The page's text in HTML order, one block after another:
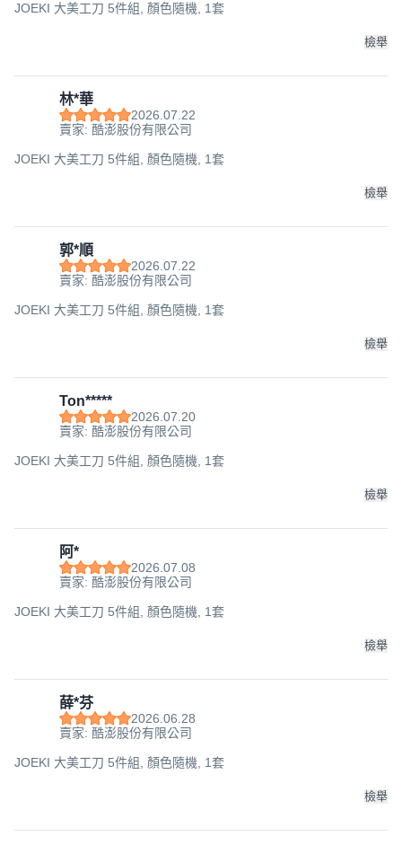
JOEKI 大美工刀 5件組, 顏色隨機, 1套
檢舉
林*華
2026.07.22
賣家: 酷澎股份有限公司
JOEKI 大美工刀 5件組, 顏色隨機, 1套
檢舉
郭*順
2026.07.22
賣家: 酷澎股份有限公司
JOEKI 大美工刀 5件組, 顏色隨機, 1套
檢舉
Ton*****
2026.07.20
賣家: 酷澎股份有限公司
JOEKI 大美工刀 5件組, 顏色隨機, 1套
檢舉
阿*
2026.07.08
賣家: 酷澎股份有限公司
JOEKI 大美工刀 5件組, 顏色隨機, 1套
檢舉
薛*芬
2026.06.28
賣家: 酷澎股份有限公司
JOEKI 大美工刀 5件組, 顏色隨機, 1套
檢舉